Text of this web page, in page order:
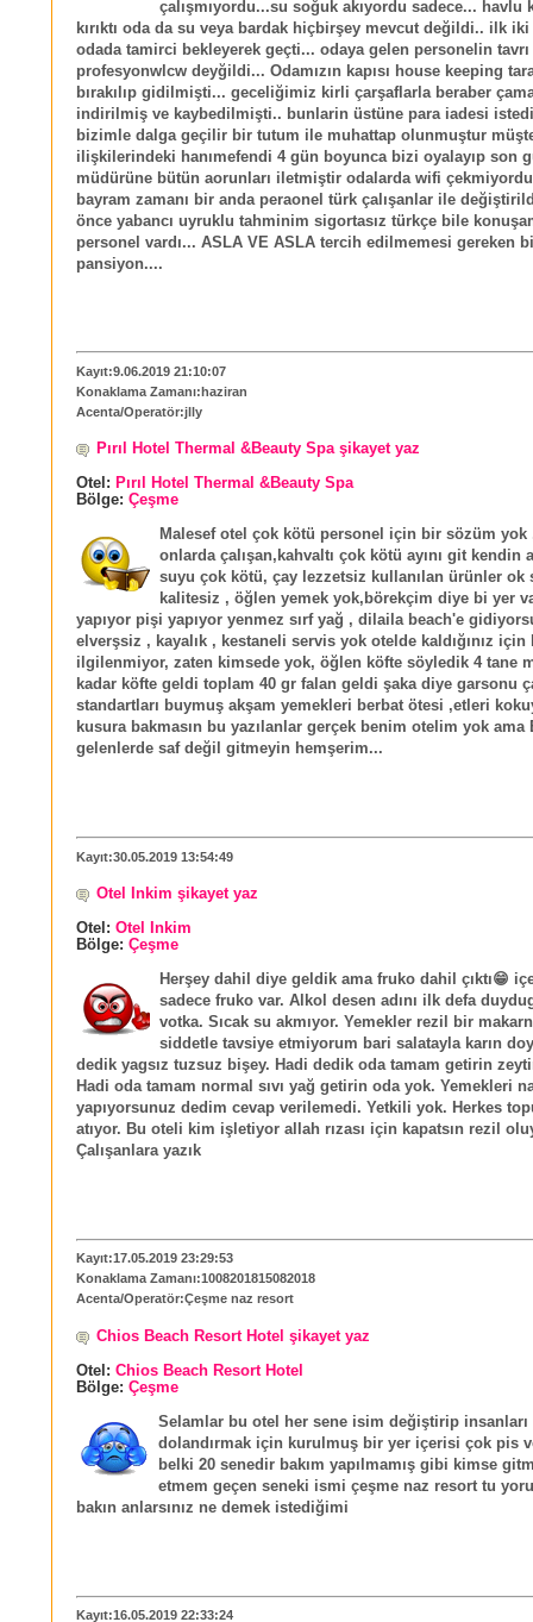
çalışmıyordu...su soğuk akıyordu sadece... havlu
kırıktı oda da su veya bardak hiçbirşey mevcut değildi.. ilk
odada tamirci bekleyerek geçti... odaya gelen personelin
profesyonwlcw deyğildi... Odamızın kapısı house keeping
bırakılıp gidilmişti... geceliğimiz kirli çarşaflarla beraber
indirilmiş ve kaybedilmişti.. bunlarin üstüne para iadesi
bizimle dalga geçilir bir tutum ile muhattap olunmuştur
ilişkilerindeki hanımefendi 4 gün boyunca bizi oyalayıp son
müdürüne bütün aorunları iletmiştir odalarda wifi
bayram zamanı bir anda peraonel türk çalışanlar ile
önce yabancı uyruklu tahminim sigortasız türkçe bile
personel vardı... ASLA VE ASLA tercih edilmemesi gereken
pansiyon....
Kayıt:9.06.2019 21:10:07
Konaklama Zamanı:haziran
Acenta/Operatör:jlly
Pırıl Hotel Thermal &Beauty Spa şikayet yaz
Otel: Pırıl Hotel Thermal &Beauty Spa
Bölge: Çeşme
Malesef otel çok kötü personel için bir sözüm yok
onlarda çalışan,kahvaltı çok kötü ayını git kendin
suyu çok kötü, çay lezzetsiz kullanılan ürünler ok
kalitesiz , öğlen yemek yok,börekçim diye bi yer
yapıyor pişi yapıyor yenmez sırf yağ , dilaila beach'e
elverşsiz , kayalık , kestaneli servis yok otelde kaldığınız
ilgilenmiyor, zaten kimsede yok, öğlen köfte söyledik 4 tane
kadar köfte geldi toplam 40 gr falan geldi şaka diye garsonu
standartları buymuş akşam yemekleri berbat ötesi ,etleri
kusura bakmasın bu yazılanlar gerçek benim otelim yok ama
gelenlerde saf değil gitmeyin hemşerim...
Kayıt:30.05.2019 13:54:49
Otel Inkim şikayet yaz
Otel: Otel Inkim
Bölge: Çeşme
Herşey dahil diye geldik ama fruko dahil çıktı😁
sadece fruko var. Alkol desen adını ilk defa
votka. Sıcak su akmıyor. Yemekler rezil bir
siddetle tavsiye etmiyorum bari salatayla karın
dedik yagsız tuzsuz bişey. Hadi dedik oda tamam getirin
Hadi oda tamam normal sıvı yağ getirin oda yok. Yemekleri
yapıyorsunuz dedim cevap verilemedi. Yetkili yok. Herkes
atıyor. Bu oteli kim işletiyor allah rızası için kapatsın rezil
Çalışanlara yazık
Kayıt:17.05.2019 23:29:53
Konaklama Zamanı:1008201815082018
Acenta/Operatör:Çeşme naz resort
Chios Beach Resort Hotel şikayet yaz
Otel: Chios Beach Resort Hotel
Bölge: Çeşme
Selamlar bu otel her sene isim değiştirip insanları
dolandırmak için kurulmuş bir yer içerisi çok pis
belki 20 senedir bakım yapılmamış gibi kimse
etmem geçen seneki ismi çeşme naz resort tu
bakın anlarsınız ne demek istediğimi
Kayıt:16.05.2019 22:33:24